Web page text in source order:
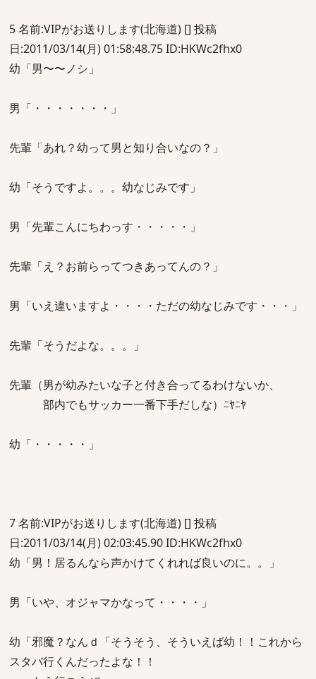
5 名前:VIPがお送りします(北海道) [] 投稿
日:2011/03/14(月) 01:58:48.75 ID:HKWc2fhx0
幼「男〜〜ノシ」
男「・・・・・・・」
先輩「あれ？幼って男と知り合いなの？」
幼「そうですよ。。。幼なじみです」
男「先輩こんにちわっす・・・・・」
先輩「え？お前らってつきあってんの？」
男「いえ違いますよ・・・・ただの幼なじみです・・・」
先輩「そうだよな。。。」
先輩（男が幼みたいな子と付き合ってるわけないか、
部内でもサッカー一番下手だしな）ﾆﾔﾆﾔ
幼「・・・・・」
7 名前:VIPがお送りします(北海道) [] 投稿
日:2011/03/14(月) 02:03:45.90 ID:HKWc2fhx0
幼「男！居るんなら声かけてくれれば良いのに。。」
男「いや、オジャマかなって・・・・」
幼「邪魔？なんｄ「そうそう、そういえば幼！！これから
スタバ行くんだったよな！！